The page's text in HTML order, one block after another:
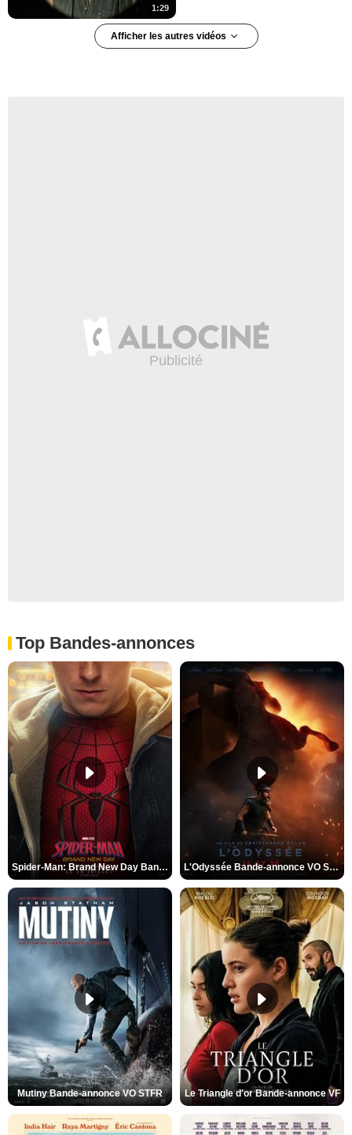
1:29
Afficher les autres vidéos
"The Walking Dead" : mais
Top Bandes-annonces
Spider-Man: Brand New Day Bande-annonce VO STFR L'Odyssée Bande-annonce VO STFR
Mutiny Bande-annonce VO STFR Le Triangle d'or Bande-annonce VF